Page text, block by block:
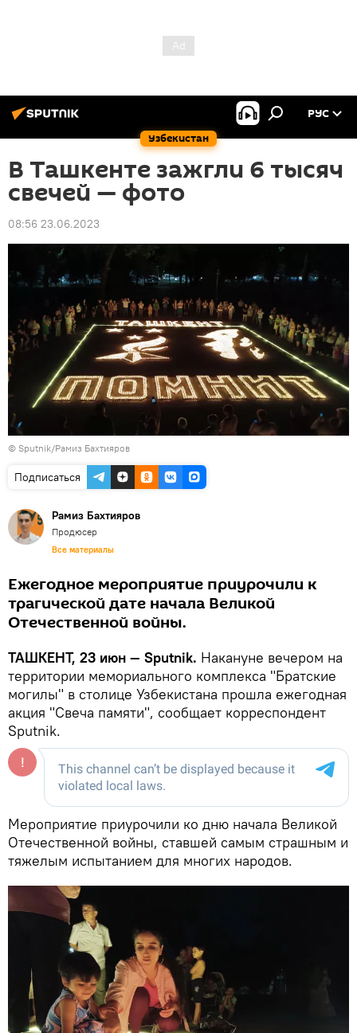
Узбекистан
РУС
В Ташкенте зажгли 6 тысяч
свечей — фото
08:56 23.06.2023
© Sputnik/Рамиз Бахтияров
Подписаться
Рамиз Бахтияров
Продюсер
Все материалы
Ежегодное мероприятие приурочили к
трагической дате начала Великой
Отечественной войны.
ТАШКЕНТ, 23 июн — Sputnik. Накануне вечером на
территории мемориального комплекса "Братские
могилы" в столице Узбекистана прошла ежегодная
акция "Свеча памяти", сообщает корреспондент
Sputnik.
Мероприятие приурочили ко дню начала Великой
Отечественной войны, ставшей самым страшным и
тяжелым испытанием для многих народов.